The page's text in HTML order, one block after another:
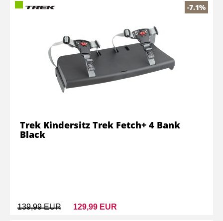
-7.1%
139,99 EUR 129,99 EUR
Trek Kindersitz Trek Fetch+ 4 Bank
Black